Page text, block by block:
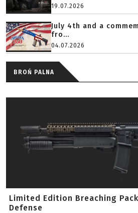
19.07.2026
July 4th and a
fro...
04.07.2026
BROŃ PALNA
Limited Edition Breaching
Defense